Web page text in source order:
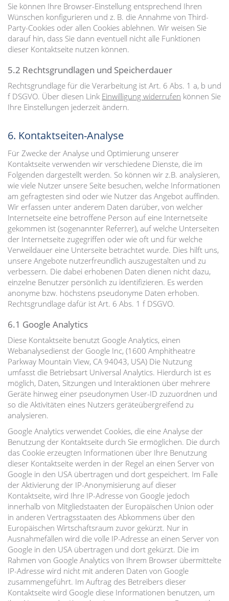
Sie können Ihre Browser-Einstellung entsprechend Ihren
Wünschen konfigurieren und z. B. die Annahme von Third-
Party-Cookies oder allen Cookies ablehnen. Wir weisen Sie
darauf hin, dass Sie dann eventuell nicht alle Funktionen
dieser Kontaktseite nutzen können.
5.2 Rechtsgrundlagen und Speicherdauer
Rechtsgrundlage für die Verarbeitung ist Art. 6 Abs. 1 a, b und
f DSGVO. Über diesen Link Einwilligung widerrufen können Sie
Ihre Einstellungen jederzeit ändern.
6. Kontaktseiten-Analyse
Für Zwecke der Analyse und Optimierung unserer
Kontaktseite verwenden wir verschiedene Dienste, die im
Folgenden dargestellt werden. So können wir z.B. analysieren,
wie viele Nutzer unsere Seite besuchen, welche Informationen
am gefragtesten sind oder wie Nutzer das Angebot auffinden.
Wir erfassen unter anderem Daten darüber, von welcher
Internetseite eine betroffene Person auf eine Internetseite
gekommen ist (sogenannter Referrer), auf welche Unterseiten
der Internetseite zugegriffen oder wie oft und für welche
Verweildauer eine Unterseite betrachtet wurde. Dies hilft uns,
unsere Angebote nutzerfreundlich auszugestalten und zu
verbessern. Die dabei erhobenen Daten dienen nicht dazu,
einzelne Benutzer persönlich zu identifizieren. Es werden
anonyme bzw. höchstens pseudonyme Daten erhoben.
Rechtsgrundlage dafür ist Art. 6 Abs. 1 f DSGVO.
6.1 Google Analytics
Diese Kontaktseite benutzt Google Analytics, einen
Webanalysedienst der Google Inc, (1600 Amphitheatre
Parkway Mountain View, CA 94043, USA) Die Nutzung
umfasst die Betriebsart Universal Analytics. Hierdurch ist es
möglich, Daten, Sitzungen und Interaktionen über mehrere
Geräte hinweg einer pseudonymen User-ID zuzuordnen und
so die Aktivitäten eines Nutzers geräteübergreifend zu
analysieren.
Google Analytics verwendet Cookies, die eine Analyse der
Benutzung der Kontaktseite durch Sie ermöglichen. Die durch
das Cookie erzeugten Informationen über Ihre Benutzung
dieser Kontaktseite werden in der Regel an einen Server von
Google in den USA übertragen und dort gespeichert. Im Falle
der Aktivierung der IP-Anonymisierung auf dieser
Kontaktseite, wird Ihre IP-Adresse von Google jedoch
innerhalb von Mitgliedstaaten der Europäischen Union oder
in anderen Vertragsstaaten des Abkommens über den
Europäischen Wirtschaftsraum zuvor gekürzt. Nur in
Ausnahmefällen wird die volle IP-Adresse an einen Server von
Google in den USA übertragen und dort gekürzt. Die im
Rahmen von Google Analytics von Ihrem Browser übermittelte
IP-Adresse wird nicht mit anderen Daten von Google
zusammengeführt. Im Auftrag des Betreibers dieser
Kontaktseite wird Google diese Informationen benutzen, um